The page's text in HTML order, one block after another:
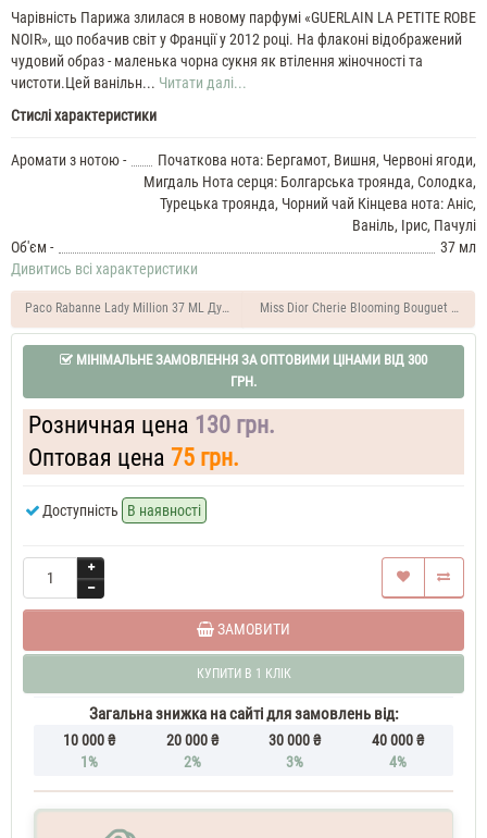
Petite
Robe
Noir
Духи
масляні
MLGuerlain
Noir
35
ML
жіночіGuerlain
Robe
Noir
ML
жіночіGuerlain
Petite
Noir
жіночі
MLGuerlain
Чарівність Парижа злилася в новому парфумі «GUERLAIN LA PETITE ROBE
NOIR», що побачив світ у Франції у 2012 році. На флаконі відображений
чудовий образ - маленька чорна сукня як втілення жіночності та
чистоти.Цей ванільн... Читати далі...
Стислі характеристики
Аромати з нотою -
Початкова нота: Бергамот, Вишня, Червоні ягоди,
Мигдаль Нота серця: Болгарська троянда, Солодка,
Турецька троянда, Чорний чай Кінцева нота: Аніс,
Ваніль, Ірис, Пачулі
Об'єм -
37 мл
Дивитись всі характеристики
Paco Rabanne Lady Million 37 ML Духи жіночіMiss Dior Cherie Blooming Bouguet 37 ML
МІНІМАЛЬНЕ ЗАМОВЛЕННЯ ЗА ОПТОВИМИ ЦІНАМИ ВІД 300
ГРН.
Розничная цена 130 грн.
Оптовая цена 75 грн.
Доступність В наявності
ЗАМОВИТИ
КУПИТИ В 1 КЛІК
Загальна знижка на сайті для замовлень від:
10 000 ₴
1%
20 000 ₴
2%
30 000 ₴
3%
40 000 ₴
4%